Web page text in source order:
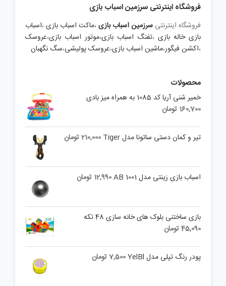
فروشگاه اینترنتی سرزمین اسباب بازی
فروشگاه اینترنتی سرزمین اسباب بازی،ماکت اسباب بازی،اسباب
بازی خاله بازی ،تفنگ اسباب بازی،موتور اسباب بازی،عروسک
،اکشن فیگور،ماشین اسباب بازی،عروسک پولیشی،سگ نگهبان
محصولات
خمیر شنی آریا کد 1085 به همراه میز بادی
160,700 تومان
تیر و کمان دستی ساتونا مدل Tiger 210,000تومان
اسباب بازی زینتی مدل AB 1001 12,990 تومان
بازی ساختنی بلوک های خانه سازی 48 تکه
45,090تومان
پودر رنگ تپلی مدل YelBl 7,500تومان